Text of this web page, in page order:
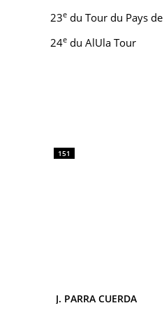
23e du Tour du Pays
24e du AlUla Tour
151
J. PARRA CUERDA